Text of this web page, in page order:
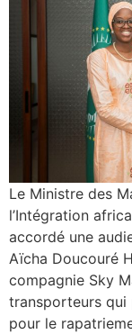
Le Ministre des
l’Intégration
accordé une
Aïcha Doucouré
compagnie Sky
transporteurs qui
pour le